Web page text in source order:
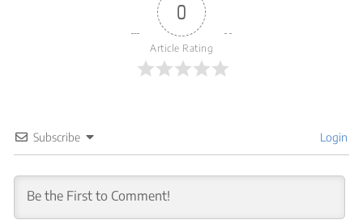
0
Article Rating
Subscribe Login